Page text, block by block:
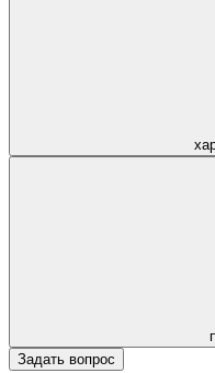
Задать вопрос